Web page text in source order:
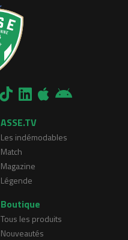
ASSE.TV
Les indémodables
Match
Magazine
Légende
Boutique
Tous les produits
Nouveautés